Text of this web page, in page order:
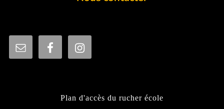
Plan d'accès du rucher école